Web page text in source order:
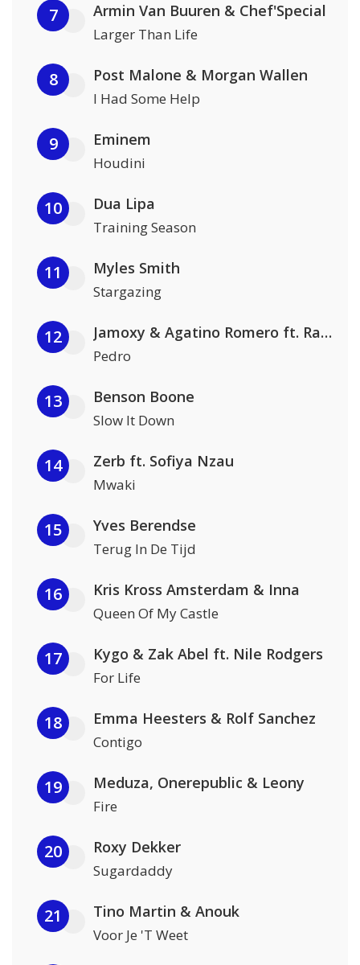
7 Armin Van Buuren & Chef'Special
Larger Than Life
8 Post Malone & Morgan Wallen
I Had Some Help
9 Eminem
Houdini
10 Dua Lipa
Training Season
11 Myles Smith
Stargazing
12 Jamoxy & Agatino Romero ft. Raffaella Carrà
Pedro
13 Benson Boone
Slow It Down
14 Zerb ft. Sofiya Nzau
Mwaki
15 Yves Berendse
Terug In De Tijd
16 Kris Kross Amsterdam & Inna
Queen Of My Castle
17 Kygo & Zak Abel ft. Nile Rodgers
For Life
18 Emma Heesters & Rolf Sanchez
Contigo
19 Meduza, Onerepublic & Leony
Fire
20 Roxy Dekker
Sugardaddy
21 Tino Martin & Anouk
Voor Je 'T Weet